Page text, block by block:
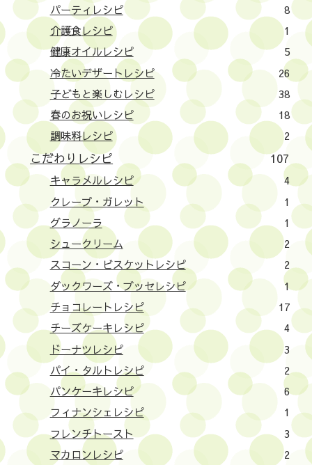
パーティレシピ
8
介護食レシピ
1
健康オイルレシピ
5
冷たいデザートレシピ
26
子どもと楽しむレシピ
38
春のお祝いレシピ
18
調味料レシピ
2
こだわりレシピ 107
キャラメルレシピ
4
クレープ・ガレット
1
グラノーラ
1
シュークリーム
2
スコーン・ビスケットレシピ
2
ダックワーズ・ブッセレシピ
1
チョコレートレシピ
17
チーズケーキレシピ
4
ドーナツレシピ
3
パイ・タルトレシピ
2
パンケーキレシピ
6
フィナンシェレシピ
1
フレンチトースト
3
マカロンレシピ
2